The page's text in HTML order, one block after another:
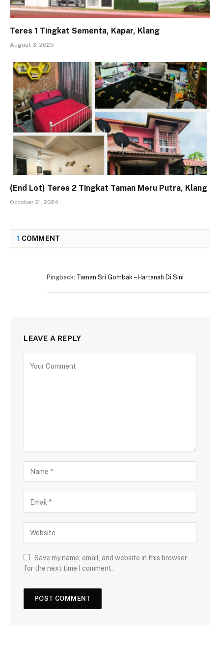
Teres 1 Tingkat Sementa, Kapar, Klang
August 3, 2025
(End Lot) Teres 2 Tingkat Taman Meru Putra, Klang
October 21, 2024
1 COMMENT
Pingback: Taman Sri Gombak – Hartanah Di Sini
LEAVE A REPLY
Save my name, email, and website in this browser
for the next time I comment.